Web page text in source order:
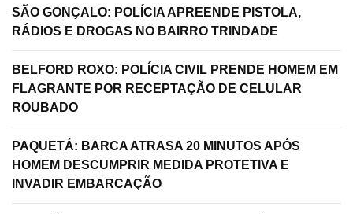
SÃO GONÇALO: POLÍCIA APREENDE PISTOLA,
RÁDIOS E DROGAS NO BAIRRO TRINDADE
BELFORD ROXO: POLÍCIA CIVIL PRENDE HOMEM EM
FLAGRANTE POR RECEPTAÇÃO DE CELULAR
ROUBADO
PAQUETÁ: BARCA ATRASA 20 MINUTOS APÓS
HOMEM DESCUMPRIR MEDIDA PROTETIVA E
INVADIR EMBARCAÇÃO